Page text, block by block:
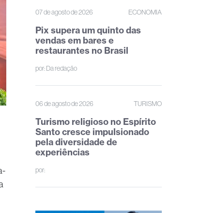
07 de agosto de 2026 ECONOMIA
Pix supera um quinto das
vendas em bares e
restaurantes no Brasil
por:Da redação
06 de agosto de 2026 TURISMO
Turismo religioso no Espírito
Santo cresce impulsionado
pela diversidade de
experiências
por: